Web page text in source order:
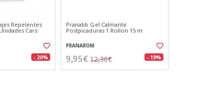
Repelentes
Cars
- 20%
Pranabb Gel Calmante
Postpicaduras 1 Rollon 15 m
PRANAROM
9,95€ 12,36€ - 19%